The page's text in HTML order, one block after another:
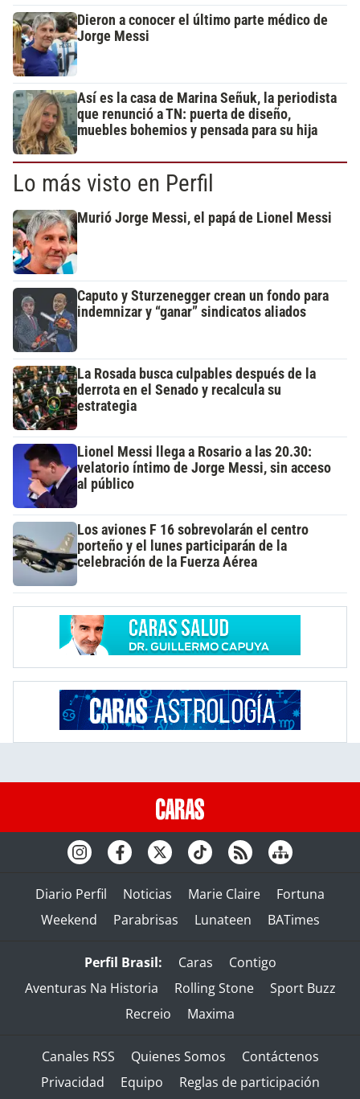
Dieron a conocer el último parte médico de
Jorge Messi
Así es la casa de Marina Señuk, la periodista
que renunció a TN: puerta de diseño,
muebles bohemios y pensada para su hija
Lo más visto en Perfil
Murió Jorge Messi, el papá de Lionel Messi
Caputo y Sturzenegger crean un fondo para
indemnizar y “ganar” sindicatos aliados
La Rosada busca culpables después de la
derrota en el Senado y recalcula su
estrategia
Lionel Messi llega a Rosario a las 20.30:
velatorio íntimo de Jorge Messi, sin acceso
al público
Los aviones F 16 sobrevolarán el centro
porteño y el lunes participarán de la
celebración de la Fuerza Aérea
Diario Perfil Noticias Marie Claire
Fortuna
Weekend
Parabrisas Lunateen BATimes
Perfil Brasil: Caras
Contigo
Aventuras Na Historia
Rolling Stone
Sport Buzz
Recreio
Maxima
Canales RSS Quienes Somos
Contáctenos
Privacidad
Equipo Reglas de participación